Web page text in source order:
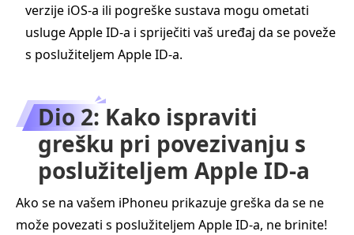
verzije iOS-a ili pogreške sustava mogu ometati
usluge Apple ID-a i spriječiti vaš uređaj da se poveže
s poslužiteljem Apple ID-a.
Dio 2: Kako ispraviti
grešku pri povezivanju s
poslužiteljem Apple ID-a
Ako se na vašem iPhoneu prikazuje greška da se ne
može povezati s poslužiteljem Apple ID-a, ne brinite!